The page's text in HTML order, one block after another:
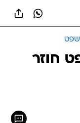
חוזר